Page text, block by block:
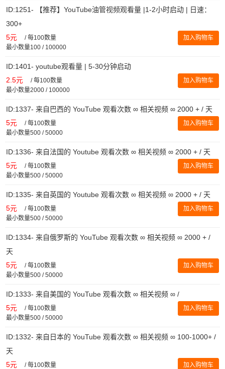
ID:1251- 【推荐】YouTube油管视频观看量 |1-2小时启动 | 日速：
300+
5元 /每100数量
最小数量100 / 100000
加入购物车
ID:1401- youtube观看量 | 5-30分钟启动
2.5元 /每100数量
最小数量2000 / 100000
加入购物车
ID:1337- 来自巴西的 YouTube 观看次数 ∞ 相关视频 ∞ 2000 + / 天
5元 /每100数量
最小数量500 / 50000
加入购物车
ID:1336- 来自法国的 Youtube 观看次数 ∞ 相关视频 ∞ 2000 + / 天
5元 /每100数量
最小数量500 / 50000
加入购物车
ID:1335- 来自英国的 Youtube 观看次数 ∞ 相关视频 ∞ 2000 + / 天
5元 /每100数量
最小数量500 / 50000
加入购物车
ID:1334- 来自俄罗斯的 YouTube 观看次数 ∞ 相关视频 ∞ 2000 + /
天
5元 /每100数量
最小数量500 / 50000
加入购物车
ID:1333- 来自美国的 YouTube 观看次数 ∞ 相关视频 ∞ /
5元 /每100数量
最小数量500 / 50000
加入购物车
ID:1332- 来自日本的 YouTube 观看次数 ∞ 相关视频 ∞ 100-1000+ /
天
5元 /每100数量
加入购物车